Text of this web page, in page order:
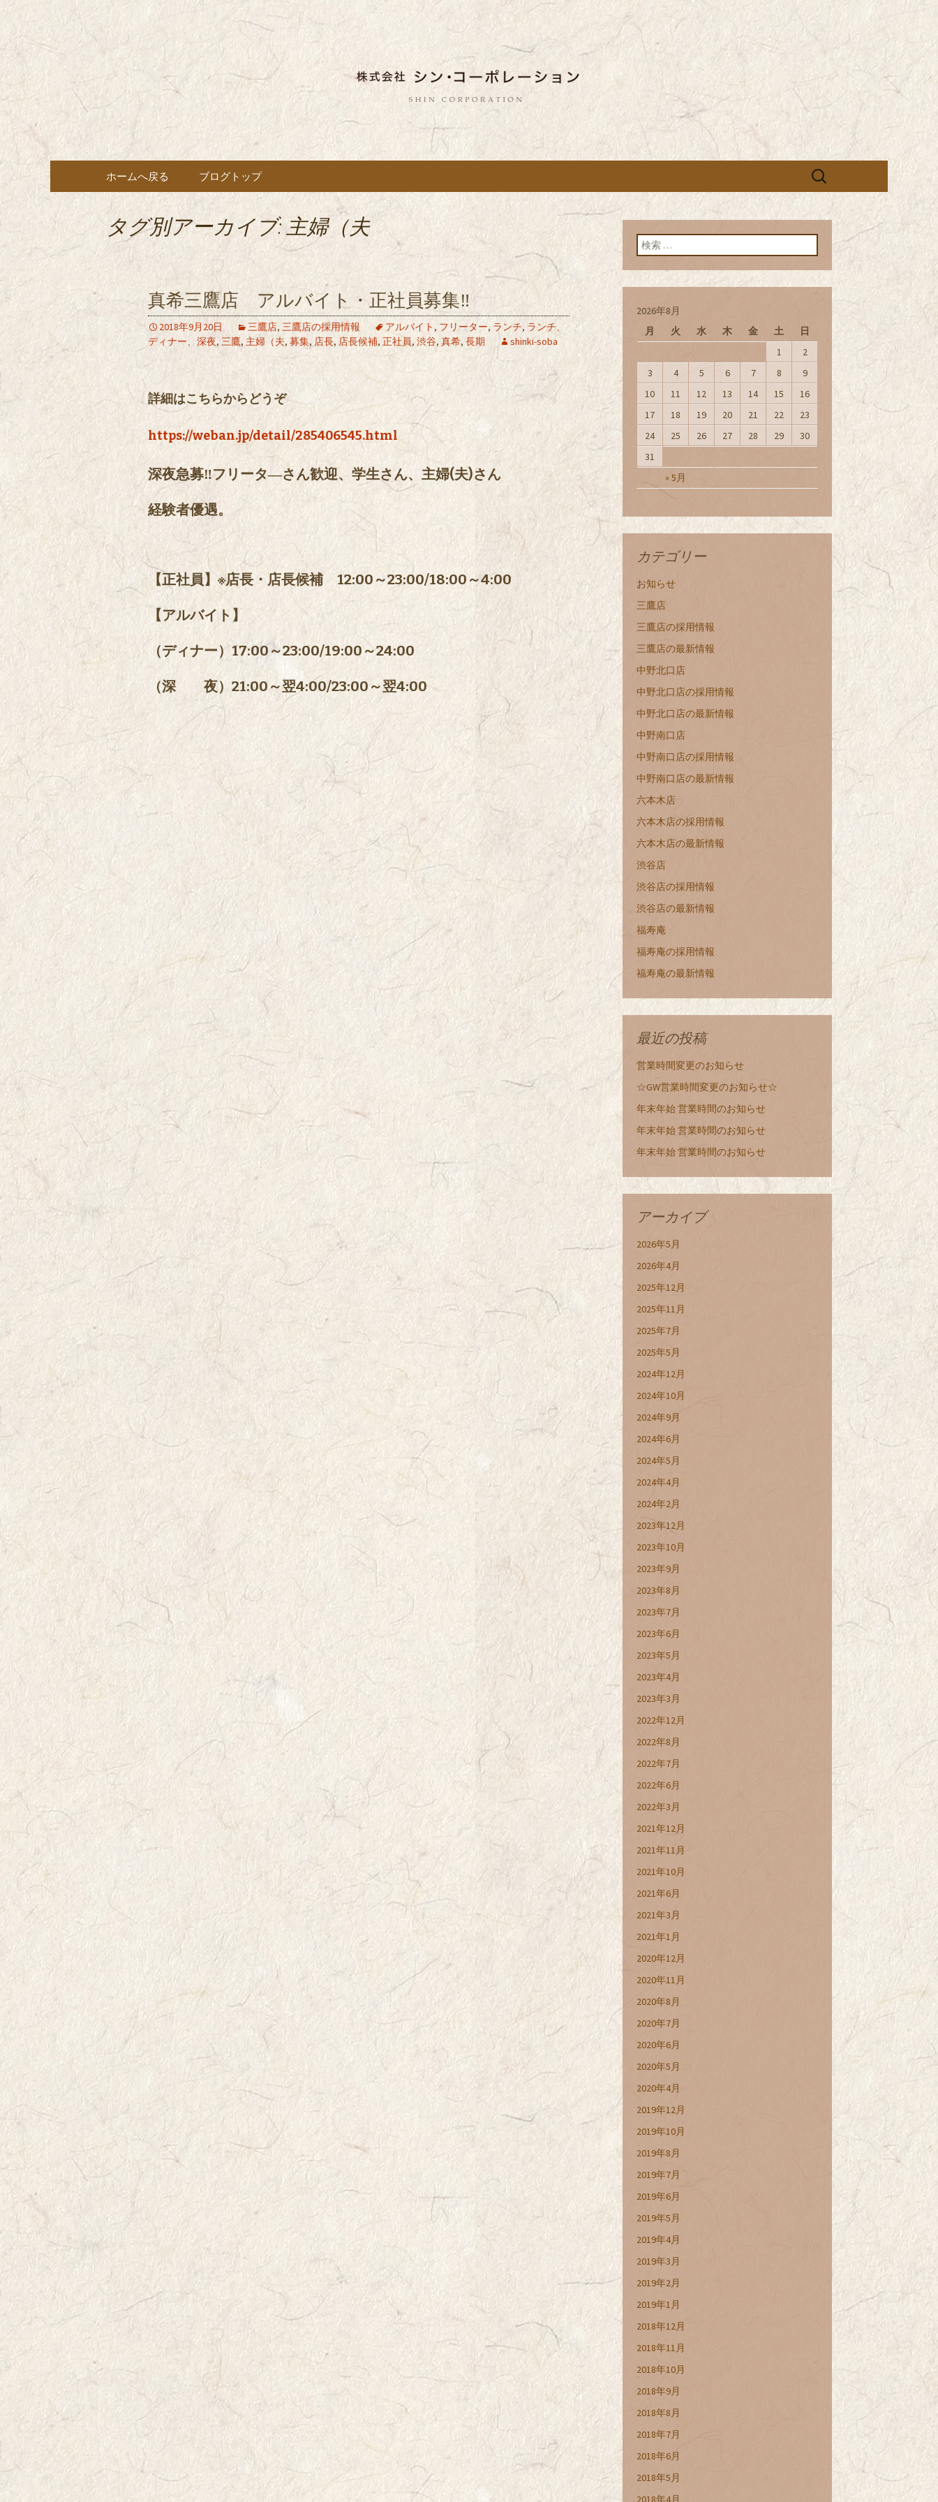
都内に5店舗展開している蕎麦のお店「真
希（しんき）」を運営する「株式会社シ
ン・コーポレーション」のブログ
東京都内に5店舗ある美味しい蕎麦のお店「真希（しんき）」と運営の「株式会社シン・コーポレーシ
ョン」の新着情報はこちら。店舗によって24時間営業、宴会なども承っております。季節のメニュー
も豊富にご用意。
コンテンツへ移動
ホームへ戻る ブログトップ
検
タグ別アーカイブ: 主婦（夫
真希三鷹店 アルバイト・正社員募集‼
2018年9月20日 三鷹店, 三鷹店の採用情報 アルバイト , フリーター, ランチ, ランチ、
ディナー、深夜, 三鷹, 主婦（夫, 募集, 店長, 店長候補, 正社員, 渋谷, 真希, 長期 shinki-soba
詳細はこちらからどうぞ
https://weban.jp/detail/285406545.html
深夜急募‼フリータ―さん歓迎、学生さん、主婦(夫)さん
経験者優遇。
【正社員】※店長・店長候補 12:00～23:00/18:00～4:00
【アルバイト】
（ディナー）17:00～23:00/19:00～24:00
（深 夜）21:00～翌4:00/23:00～翌4:00
検索:
2026年8月
月
火 水 木 金 土 日
« 5月
1
2
3
4 5 6 7 8
9
10
11 12 13 14 15
16
17
18 19 20 21 22
23
24
25 26 27 28 29
30
31
カテゴリー
お知らせ
三鷹店
三鷹店の採用情報
三鷹店の最新情報
中野北口店
中野北口店の採用情報
中野北口店の最新情報
中野南口店
中野南口店の採用情報
中野南口店の最新情報
六本木店
六本木店の採用情報
六本木店の最新情報
渋谷店
渋谷店の採用情報
渋谷店の最新情報
福寿庵
福寿庵の採用情報
福寿庵の最新情報
最近の投稿
営業時間変更のお知らせ
☆GW営業時間変更のお知らせ☆
年末年始 営業時間のお知らせ
年末年始 営業時間のお知らせ
年末年始 営業時間のお知らせ
アーカイブ
2026年5月
2026年4月
2025年12月
2025年11月
2025年7月
2025年5月
2024年12月
2024年10月
2024年9月
2024年6月
2024年5月
2024年4月
2024年2月
2023年12月
2023年10月
2023年9月
2023年8月
2023年7月
2023年6月
2023年5月
2023年4月
2023年3月
2022年12月
2022年8月
2022年7月
2022年6月
2022年3月
2021年12月
2021年11月
2021年10月
2021年6月
2021年3月
2021年1月
2020年12月
2020年11月
2020年8月
2020年7月
2020年6月
2020年5月
2020年4月
2019年12月
2019年10月
2019年8月
2019年7月
2019年6月
2019年5月
2019年4月
2019年3月
2019年2月
2019年1月
2018年12月
2018年11月
2018年10月
2018年9月
2018年8月
2018年7月
2018年6月
2018年5月
2018年4月